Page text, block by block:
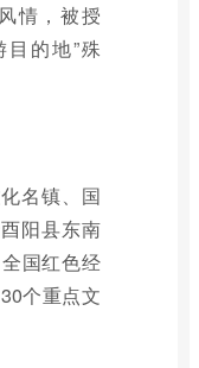
情，被授
的地”殊
名镇、国
阳县东南
国红色经
个重点文